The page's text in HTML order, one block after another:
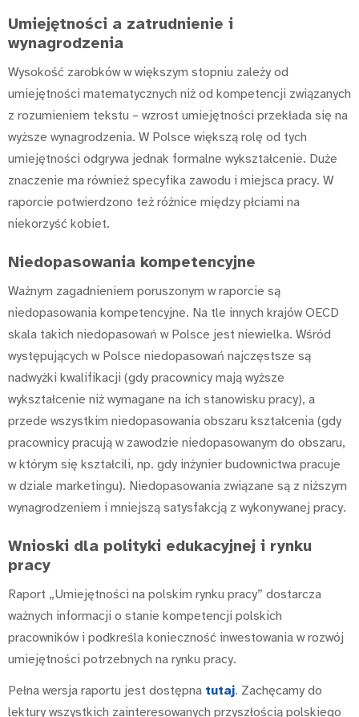
Umiejętności a zatrudnienie i
wynagrodzenia
Wysokość zarobków w większym stopniu zależy od
umiejętności matematycznych niż od kompetencji związanych
z rozumieniem tekstu – wzrost umiejętności przekłada się na
wyższe wynagrodzenia. W Polsce większą rolę od tych
umiejętności odgrywa jednak formalne wykształcenie. Duże
znaczenie ma również specyfika zawodu i miejsca pracy. W
raporcie potwierdzono też różnice między płciami na
niekorzyść kobiet.
Niedopasowania kompetencyjne
Ważnym zagadnieniem poruszonym w raporcie są
niedopasowania kompetencyjne. Na tle innych krajów OECD
skala takich niedopasowań w Polsce jest niewielka. Wśród
występujących w Polsce niedopasowań najczęstsze są
nadwyżki kwalifikacji (gdy pracownicy mają wyższe
wykształcenie niż wymagane na ich stanowisku pracy), a
przede wszystkim niedopasowania obszaru kształcenia (gdy
pracownicy pracują w zawodzie niedopasowanym do obszaru,
w którym się kształcili, np. gdy inżynier budownictwa pracuje
w dziale marketingu). Niedopasowania związane są z niższym
wynagrodzeniem i mniejszą satysfakcją z wykonywanej pracy.
Wnioski dla polityki edukacyjnej i rynku
pracy
Raport „Umiejętności na polskim rynku pracy” dostarcza
ważnych informacji o stanie kompetencji polskich
pracowników i podkreśla konieczność inwestowania w rozwój
umiejętności potrzebnych na rynku pracy.
Pełna wersja raportu jest dostępna tutaj. Zachęcamy do
lektury wszystkich zainteresowanych przyszłością polskiego